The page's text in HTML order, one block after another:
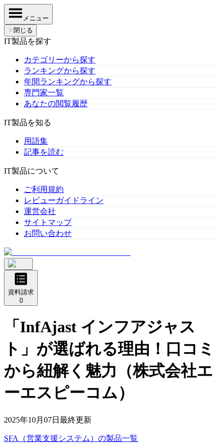
メニュー
✕ 閉じる
IT製品を探す
カテゴリーから探す
ランキングから探す
年間ランキングから探す
専門家一覧
あなたの閲覧履歴
IT製品を知る
用語集
記事を読む
IT製品について
ご利用規約
レビューガイドライン
運営会社
サイトマップ
お問い合わせ
資料請求
0
「InfAjast インフアジャス
ト」が選ばれる理由！口コミ
から紐解く魅力（株式会社エ
ーエスピーコム）
2025年10月07日 最終更新
SFA（営業支援システム） の製品一覧